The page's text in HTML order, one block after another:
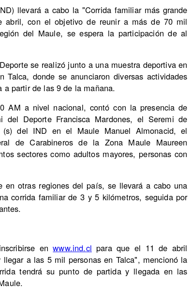
llevará a cabo la "Corrida familiar más grande
abril, con el objetivo de reunir a más de 70 mil
del Maule, se espera la participación de al
se realizó junto a una muestra deportiva en
Talca, donde se anunciaron diversas actividades
a partir de las 9 de la mañana.
AM a nivel nacional, contó con la presencia de
del Deporte Francisca Mardones, el Seremi de
(s) del IND en el Maule Manuel Almonacid, el
de Carabineros de la Zona Maule Maureen
sectores como adultos mayores, personas con
otras regiones del país, se llevará a cabo una
corrida familiar de 3 y 5 kilómetros, seguida por
enwww.ind.cl para que el 11 de abril
a las 5 mil personas en Talca", mencionó la
tendrá su punto de partida y llegada en las